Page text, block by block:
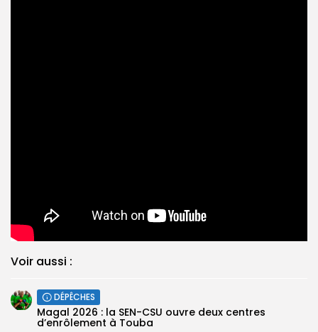
Voir aussi :
DÉPÊCHES
Magal 2026 : la SEN-CSU ouvre deux centres
d’enrôlement à Touba